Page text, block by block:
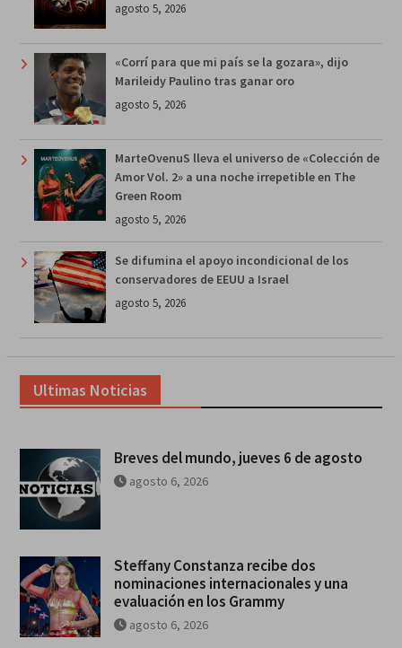
agosto 5, 2026
«Corrí para que mi país se la gozara», dijo
Marileidy Paulino tras ganar oro
agosto 5, 2026
MarteOvenuS lleva el universo de «Colección de
Amor Vol. 2» a una noche irrepetible en The
Green Room
agosto 5, 2026
Se difumina el apoyo incondicional de los
conservadores de EEUU a Israel
agosto 5, 2026
Ultimas Noticias
Breves del mundo, jueves 6 de agosto
agosto 6, 2026
Steffany Constanza recibe dos
nominaciones internacionales y una
evaluación en los Grammy
agosto 6, 2026